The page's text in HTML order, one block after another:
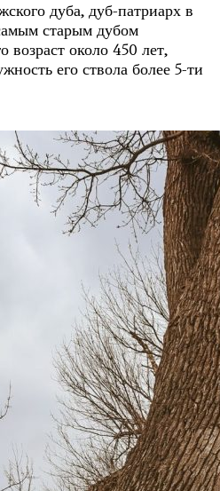
дуба, дуб-патриарх в
старым дубом
возраст около 450 лет,
его ствола более 5-ти